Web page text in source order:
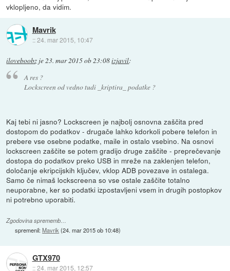
vklopljeno, da vidim.
Mavrik
::24. mar 2015, 10:47
iloveboobz je 23. mar 2015 ob 23:08izjavil:
A res ?
Lockscreen od vedno tudi _kriptira_ podatke ?
Kaj tebi ni jasno? Lockscreen je najbolj osnovna zaščita pred
dostopom do podatkov - drugače lahko kdorkoli pobere telefon in
prebere vse osebne podatke, maile in ostalo vsebino. Na osnovi
lockscreen zaščite se potem gradijo druge zaščite - preprečevanje
dostopa do podatkov preko USB in mreže na zaklenjen telefon,
določanje ekripcijskih ključev, vklop ADB povezave in ostalega.
Samo če nimaš lockscreena so vse ostale zaščite totalno
neuporabne, ker so podatki izpostavljeni vsem in drugih postopkov
ni potrebno uporabiti.
Zgodovina sprememb…
spremenil:Mavrik(24. mar 2015 ob 10:48)
GTX970
::24. mar 2015, 12:57